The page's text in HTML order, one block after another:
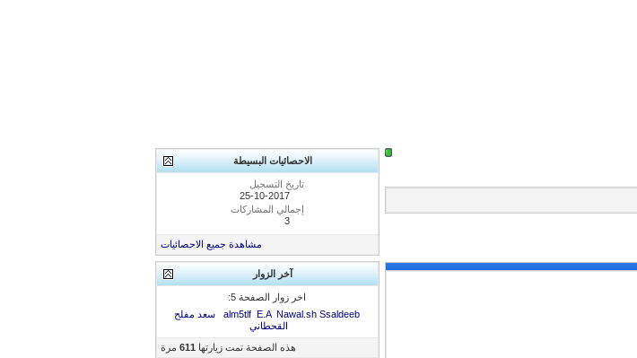
الاحصائيات البسيطة
تاريخ التسجيل
25-10-2017
إجمالي المشاركات
3
مشاهدة جميع الاحصائيات
آخر الزوار
اخر زوار الصفحة 5:
alm5tlf E.A Nawal.sh Ssaldeeb
سعد مفلح
القحطاني
هذه الصفحة تمت زيارتها 611 مرة